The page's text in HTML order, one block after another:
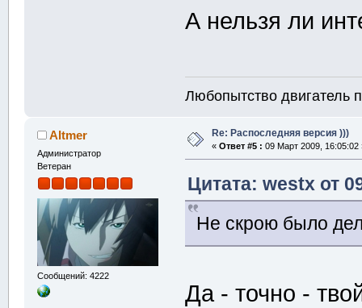
А нельзя ли
Любопытство двигатель
Altmer
Администратор
Ветеран
Сообщений: 4222
Re: Распоследняя версия )))
« Ответ #5 : 09 Март 2009, 16:05:02
Цитата: westx от
Не скрою было
Да - точно -